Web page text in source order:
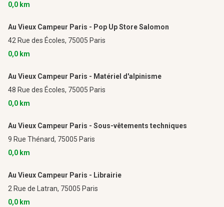
0,0 km
Au Vieux Campeur Paris - Pop Up Store Salomon
42 Rue des Écoles, 75005 Paris
0,0 km
Au Vieux Campeur Paris - Matériel d'alpinisme
48 Rue des Écoles, 75005 Paris
0,0 km
Au Vieux Campeur Paris - Sous-vêtements techniques
9 Rue Thénard, 75005 Paris
0,0 km
Au Vieux Campeur Paris - Librairie
2 Rue de Latran, 75005 Paris
0,0 km